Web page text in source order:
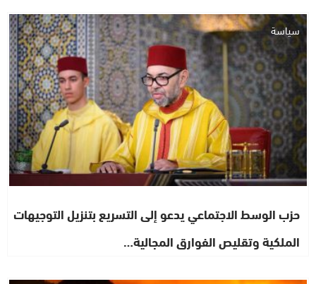
سياسة
حزب الوسط الاجتماعي يدعو إلى التسريع بتنزيل التوجيهات
الملكية وتقليص الفوارق المجالية…